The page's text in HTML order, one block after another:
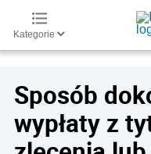
Kategorie
Sposób
wypłaty z